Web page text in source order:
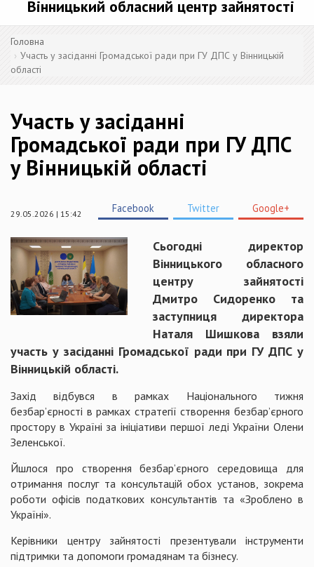
Вінницький обласний центр зайнятості
Головна
Участь у засіданні Громадської ради при ГУ ДПС у Вінницькій
області
Участь у засіданні
Громадської ради при ГУ ДПС
у Вінницькій області
29.05.2026 | 15:42 Facebook Twitter Google+
Сьогодні директор
Вінницького обласного
центру зайнятості
Дмитро Сидоренко та
заступниця директора
Наталя Шишкова взяли
участь у засіданні Громадської ради при ГУ ДПС у
Вінницькій області.
Захід відбувся в рамках Національного тижня
безбар’єрності в рамках стратегії створення безбар’єрного
простору в Україні за ініціативи першої леді України Олени
Зеленської.
Йшлося про створення безбар’єрного середовища для
отримання послуг та консультацій обох установ, зокрема
роботи офісів податкових консультантів та «Зроблено в
Україні».
Керівники центру зайнятості презентували інструменти
підтримки та допомоги громадянам та бізнесу.